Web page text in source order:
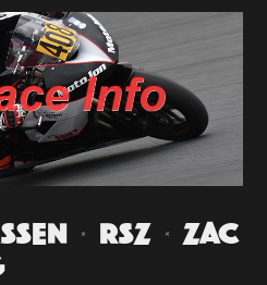
| RSZ | ZAC